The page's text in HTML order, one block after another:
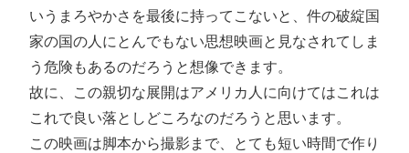
いうまろやかさを最後に持ってこないと、件の破綻国
家の国の人にとんでもない思想映画と見なされてしま
う危険もあるのだろうと想像できます。
故に、この親切な展開はアメリカ人に向けてはこれは
これで良い落としどころなのだろうと思います。
この映画は脚本から撮影まで、とても短い時間で作り